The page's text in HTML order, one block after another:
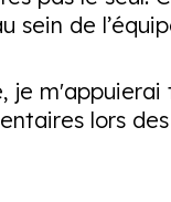
sein de
je
lors